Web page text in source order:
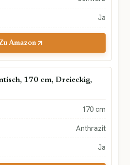
Ja
Amazon
170 cm, Dreieckig,
170 cm
Anthrazit
Ja